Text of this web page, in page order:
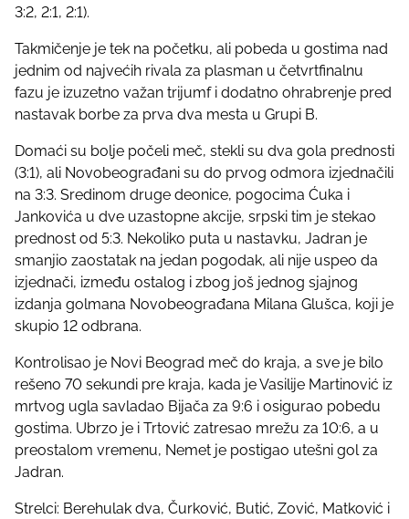
t
s
p
o
s
t
n
3:2, 2:1, 2:1).
Takmičenje je tek na početku, ali pobeda u gostima nad
jednim od najvećih rivala za plasman u četvrtfinalnu
fazu je izuzetno važan trijumf i dodatno ohrabrenje pred
nastavak borbe za prva dva mesta u Grupi B.
Domaći su bolje počeli meč, stekli su dva gola prednosti
(3:1), ali Novobeograđani su do prvog odmora izjednačili
na 3:3. Sredinom druge deonice, pogocima Ćuka i
Jankovića u dve uzastopne akcije, srpski tim je stekao
prednost od 5:3. Nekoliko puta u nastavku, Jadran je
smanjio zaostatak na jedan pogodak, ali nije uspeo da
izjednači, između ostalog i zbog još jednog sjajnog
izdanja golmana Novobeograđana Milana Glušca, koji je
skupio 12 odbrana.
Kontrolisao je Novi Beograd meč do kraja, a sve je bilo
rešeno 70 sekundi pre kraja, kada je Vasilije Martinović iz
mrtvog ugla savladao Bijača za 9:6 i osigurao pobedu
gostima. Ubrzo je i Trtović zatresao mrežu za 10:6, a u
preostalom vremenu, Nemet je postigao utešni gol za
Jadran.
Strelci: Berehulak dva, Čurković, Butić, Zović, Matković i